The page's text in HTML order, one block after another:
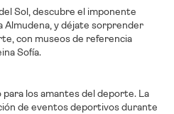
Sol, descubre el imponente
Almudena, y déjate sorprender
con museos de referencia
Sofía.
los amantes del deporte. La
de eventos deportivos durante